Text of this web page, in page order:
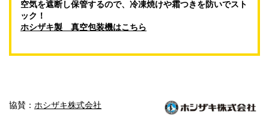
空気を遮断し保管するので、冷凍焼けや霜つきを防いでスト
ック！
ホシザキ製 真空包装機はこちら
協賛： ホシザキ株式会社